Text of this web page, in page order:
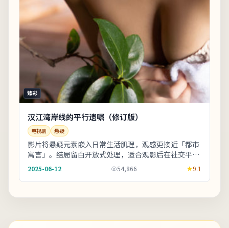
臻彩
汉江湾岸线的平行遗嘱（修订版）
电视剧 悬疑
影片将悬疑元素嵌入日常生活肌理，观感更接近「都市
寓言」。结局留白开放式处理，适合观影后在社交平台
延伸讨论。友情提示：部分镜头闪烁较快，光敏人群
2025-06-12 54,866 9.1